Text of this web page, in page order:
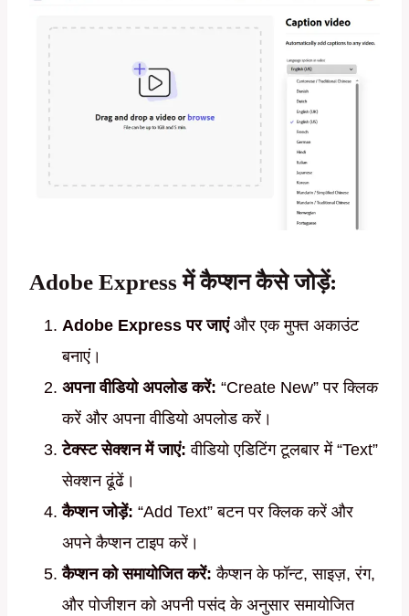
Adobe Express में कैप्शन कैसे जोड़ें:
Adobe Express पर जाएंऔर एक मुफ्त अकाउंट
बनाएं।
अपना वीडियो अपलोड करें: “Create New” पर क्लिक
करें और अपना वीडियो अपलोड करें।
टेक्स्ट सेक्शन में जाएं: वीडियो एडिटिंग टूलबार में “Text”
सेक्शन ढूंढें।
कैप्शन जोड़ें: “Add Text” बटन पर क्लिक करें और
अपने कैप्शन टाइप करें।
कैप्शन को समायोजित करें: कैप्शन के फॉन्ट, साइज़, रंग,
और पोजीशन को अपनी पसंद के अनुसार समायोजित